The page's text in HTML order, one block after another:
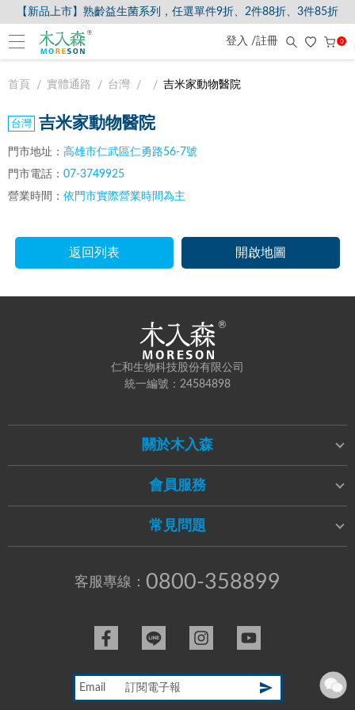
【新品上市】熟齡益生菌系列，任選單件9折、2件88折、3件85折
登入 /註冊 0
首頁 實體通路 台灣 吉米家動物醫院
吉米家動物醫院
門市地址： 高雄市仁武區仁勇路56-7號
門市電話： 07-3749925
營業時間： 依門市實際營業時間為主
返回列表 開啟地圖
仁和生物科技股份有限公司
統一編號：24584898
關於木入森
會員服務
常見問題
客服專線： 0800-358899
Email